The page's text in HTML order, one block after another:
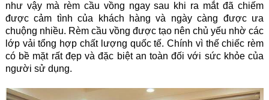
như vậy mà rèm cầu vồng ngay sau khi ra mắt đã chiếm
được cảm tình của khách hàng và ngày càng được ưa
chuộng nhiều. Rèm cầu vồng được tạo nên chủ yếu nhờ các
lớp vải tổng hợp chất lượng quốc tế. Chính vì thế chiếc rèm
có bề mặt rất đẹp và đặc biệt an toàn đối với sức khỏe của
người sử dụng.